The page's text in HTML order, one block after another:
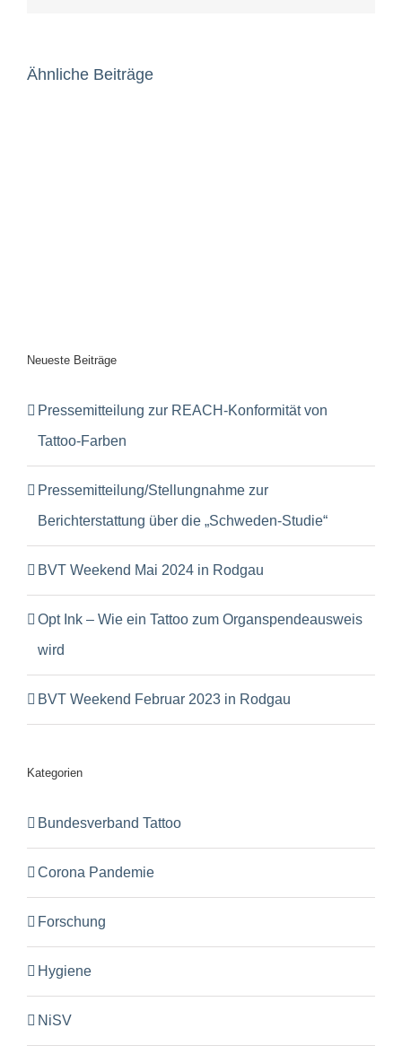
Ähnliche Beiträge
Neueste Beiträge
Pressemitteilung zur REACH-Konformität von
Tattoo-Farben
Pressemitteilung/Stellungnahme zur
Berichterstattung über die „Schweden-Studie“
BVT Weekend Mai 2024 in Rodgau
Opt Ink – Wie ein Tattoo zum Organspendeausweis
wird
BVT Weekend Februar 2023 in Rodgau
Kategorien
Bundesverband Tattoo
Corona Pandemie
Forschung
Hygiene
NiSV